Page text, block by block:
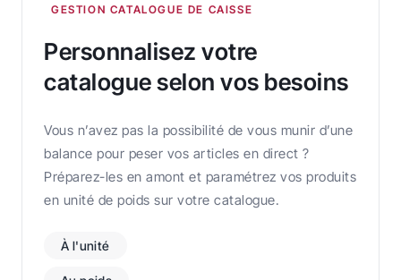
GESTION CATALOGUE DE CAISSE
Personnalisez votre
catalogue selon vos besoins
Vous n’avez pas la possibilité de vous munir d’une
balance pour peser vos articles en direct ?
Préparez-les en amont et paramétrez vos produits
en unité de poids sur votre catalogue.
À l'unité